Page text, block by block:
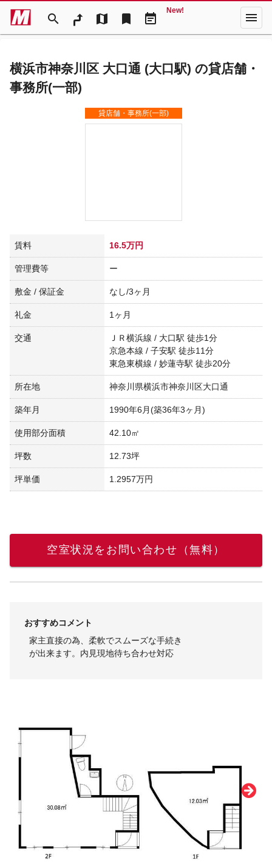
search map bookmark event_note
New! menu
横浜市神奈川区 大口通 (大口駅) の貸店舗・
事務所(一部)
貸店舗・事務所(一部)
賃料 16.5万円
管理費等 ー
敷金 / 保証金 なし/3ヶ月
礼金 1ヶ月
交通
ＪＲ横浜線 / 大口駅 徒歩1分
京急本線 / 子安駅 徒歩11分
東急東横線 / 妙蓮寺駅 徒歩20分
所在地 神奈川県横浜市神奈川区大口通
築年月 1990年6月(築36年3ヶ月)
使用部分面積 42.10㎡
坪数 12.73坪
坪単価 1.2957万円
空室状況をお問い合わせ（無料）
おすすめコメント
家主直接の為、柔軟でスムーズな手続き
が出来ます。内見現地待ち合わせ対応